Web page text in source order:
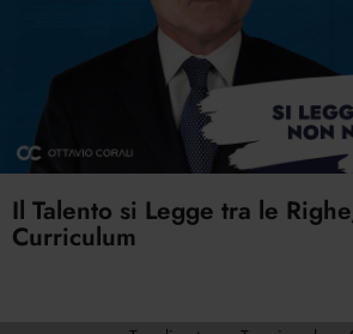
Il Talento si Legge tra le
Curriculum